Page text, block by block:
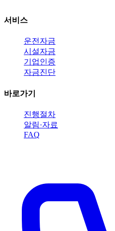
서비스
운전자금
시설자금
기업인증
자금진단
바로가기
진행절차
알림·자료
FAQ